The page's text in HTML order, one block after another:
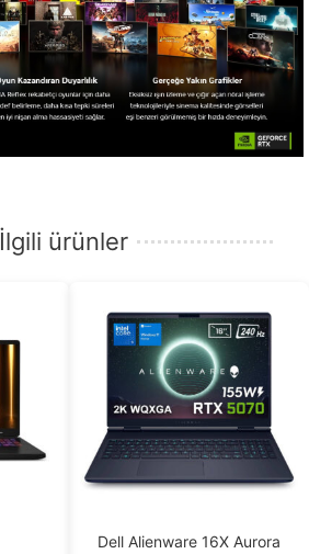
İlgili ürünler
Dell Alienware 16X Aurora